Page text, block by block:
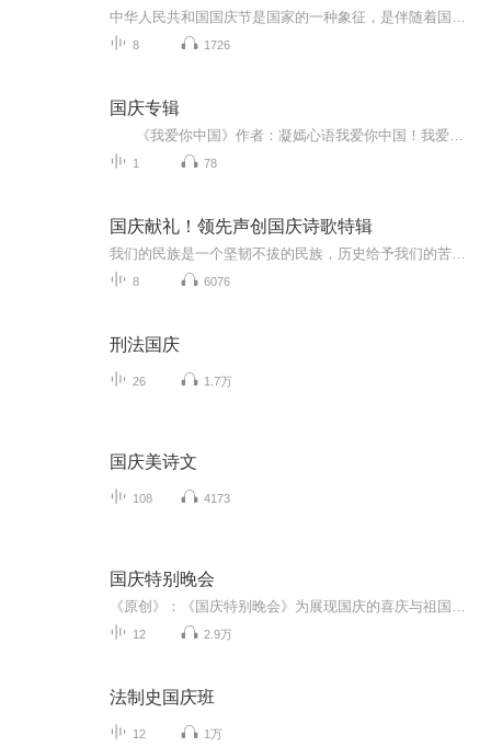
8 1726
国庆专辑
1 78
国庆献礼！领先声创国庆诗歌特辑
8 6076
刑法国庆
26 1.7万
国庆美诗文
108 4173
国庆特别晚会
12 2.9万
法制史国庆班
12 1万